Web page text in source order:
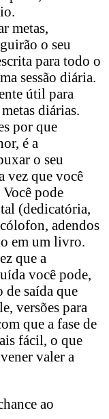
metas,
o seu
para todo o
sessão diária.
útil para
diárias.
por que
é a
o seu
vez que você
pode
(dedicatória,
adendos
em um livro.
que a
você pode,
saída que
versões para
que a fase de
fácil, o que
valer a
ao